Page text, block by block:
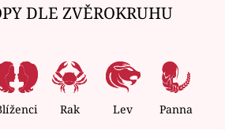
DLE ZVĚROKRUHU
Rak Lev Panna